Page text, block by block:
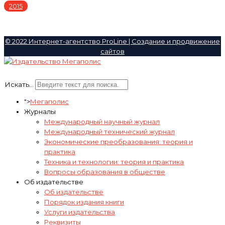
2015
© 2022 Интернет-агентство ProLine | Создание и продвижение
сайтов
Искать...
">Мегаполис
Журналы
Международный научный журнал
Международный технический журнал
Экономические преобразования: теория и
практика
Техника и технологии: теория и практика
Вопросы образования в обществе
Об издательстве
Об издательстве
Порядок издания книги
Услуги издательства
Реквизиты